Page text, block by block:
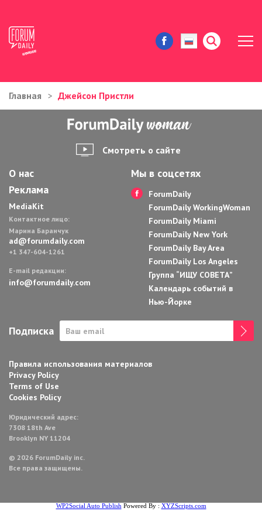
ЖИЗНЬ И ИСТОРИИ
ИММИГРАЦИЯ В США
АВТОРСКИЕ КОЛОНКИ
ЗДОРОВЬЕ И КРАСОТА
ДОМ И ЕДА
Главная Джейсон Пристли
Смотреть о сайте
О нас
Реклама
MediaKit
Контактное лицо:
Марина Баранчук
ad@forumdaily.com
+1 347-604-1261
E-mail редакции:
info@forumdaily.com
Мы в соцсетях
ForumDaily
ForumDaily WorkingWoman
ForumDaily Miami
ForumDaily New York
ForumDaily Bay Area
ForumDaily Los Angeles
Группа “ИЩУ СОВЕТА”
Календарь событий в
Нью-Йорке
Подписка
Правила использования материалов
Privacy Policy
Terms of Use
Cookies Policy
Юридический адрес:
7308 18th Ave
Brooklyn NY 11204
© 2026 ForumDaily inc.
Все права защищены.
WP2Social Auto Publish Powered By : XYZScripts.com